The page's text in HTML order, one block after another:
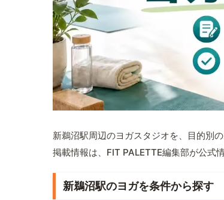
新鵜沼駅周辺のヨガスタジオを、目的別
掲載情報は、FIT PALETTE編集部が公式
新鵜沼駅のヨガを条件から探す